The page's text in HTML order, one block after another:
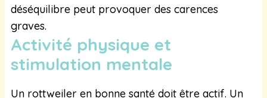
déséquilibre peut provoquer des carences
graves.
Activité physique et
stimulation mentale
Un rottweiler en bonne santé doit être actif. Un